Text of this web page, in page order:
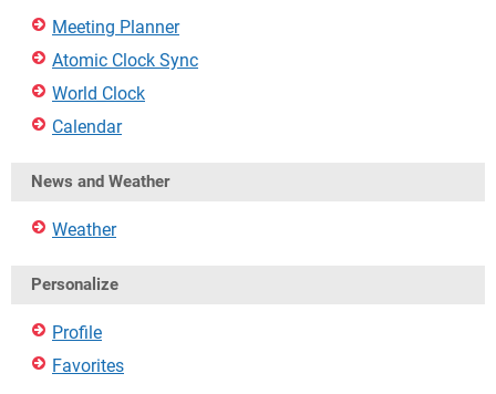
Meeting Planner
Atomic Clock Sync
World Clock
Calendar
News and Weather
Weather
Personalize
Profile
Favorites